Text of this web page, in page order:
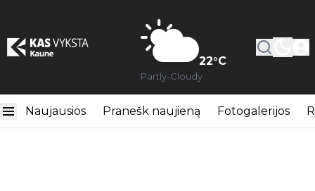
22°C
Partly-Cloudy
Naujausios Pranešk naujieną Fotogalerijos